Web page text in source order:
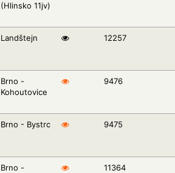
(Hlinsko 11jv)
Landštejn 12257
Brno -
Kohoutovice
9476
Brno - Bystrc 9475
Brno - 11364